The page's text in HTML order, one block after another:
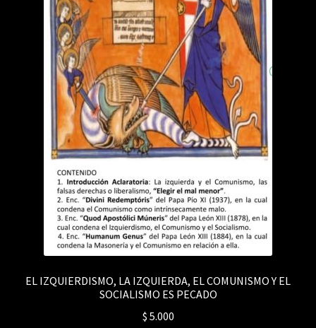
EL IZQUIERDISMO, LA IZQUIERDA, EL COMUNISMO Y EL
SOCIALISMO ES PECADO
$ 5.000